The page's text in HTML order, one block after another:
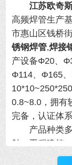
江苏欧奇
高频焊管生产
市惠山区钱桥
锈钢焊管,焊接
产设备Φ20、
Φ114、Φ165
0.8~8.0，拥有
完备，认证体
产品种类
舶、工程建筑
械、制冷设备